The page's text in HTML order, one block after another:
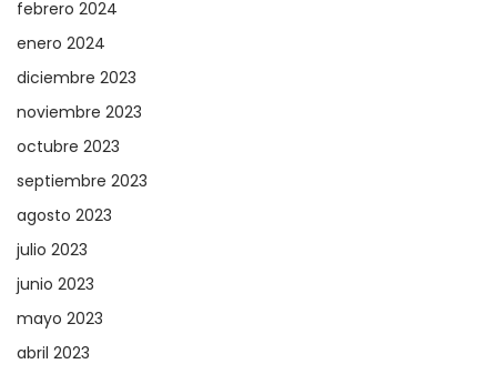
febrero 2024
enero 2024
diciembre 2023
noviembre 2023
octubre 2023
septiembre 2023
agosto 2023
julio 2023
junio 2023
mayo 2023
abril 2023